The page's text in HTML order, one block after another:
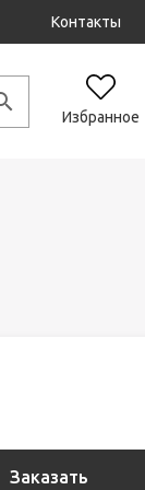
Контакты
Избранное
Заказать